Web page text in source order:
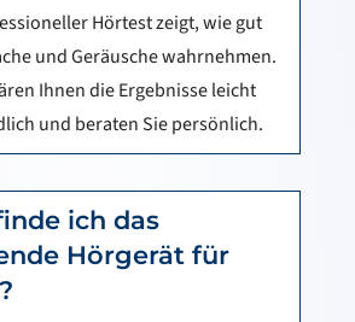
Hörtest zeigt, wie gut
und Geräusche wahrnehmen.
Ihnen die Ergebnisse leicht
und beraten Sie persönlich.
ich das
Hörgerät für